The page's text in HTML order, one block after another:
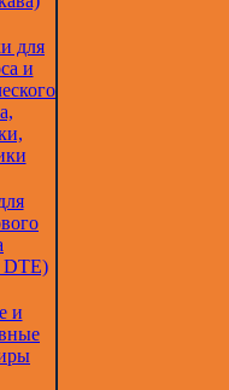
для
и
DTE)
и